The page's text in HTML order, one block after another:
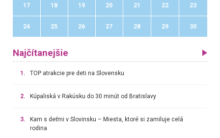
17 18 19 20 21 22 23
24 25 26 27 28 29 30
Najčítanejšie
1. TOP atrakcie pre deti na Slovensku
2. Kúpaliská v Rakúsku do 30 minút od Bratislavy
3.
Kam s deťmi v Slovinsku – Miesta, ktoré si zamiluje celá
rodina